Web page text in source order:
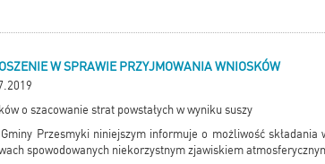
W SPRAWIE PRZYJMOWANIA WNIOSKÓW
o szacowanie strat powstałych w wyniku suszy
Przesmyki niniejszym informuje o możliwość składania
spowodowanych niekorzystnym zjawiskiem